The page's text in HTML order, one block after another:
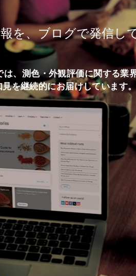
を、ブログで発信し
、測色・外観評価に関する業
を継続的にお届けしています